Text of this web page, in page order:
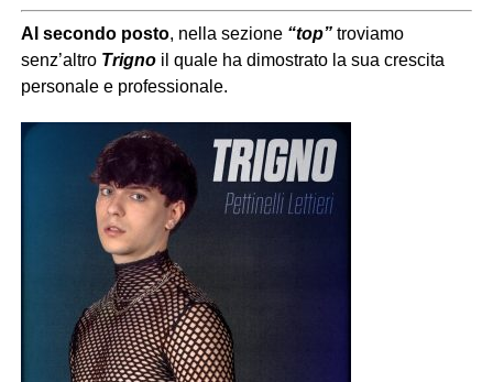
Al secondo posto, nella sezione “top”troviamo
senz’altro Trigno il quale ha dimostrato la sua crescita
personale e professionale.